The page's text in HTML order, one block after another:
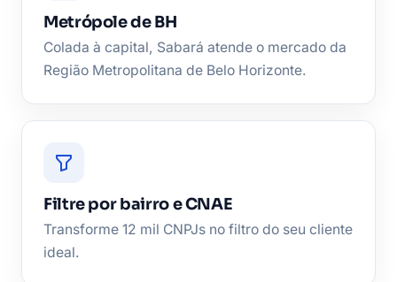
Metrópole de BH
Colada à capital, Sabará atende o mercado da
Região Metropolitana de Belo Horizonte.
Filtre por bairro e CNAE
Transforme 12 mil CNPJs no filtro do seu cliente
ideal.